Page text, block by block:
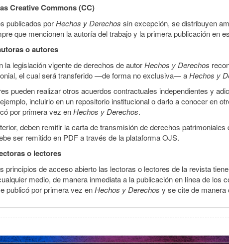
Creative Commons (CC)
publicados porHechos y Derechos sin excepción, se distribuyen
que mencionen la autoría del trabajo y la primera publicación en
o autores
la legislación vigente de derechos de autorHechos y Derechos
el cual será transferido —de forma no exclusiva— aHechos y
pueden realizar otros acuerdos contractuales independientes y
incluirlo en un repositorio institucional o darlo a conocer en
por primera vez enHechos y Derechos.
deben remitir la carta de transmisión de derechos
ser remitido en PDF a través de la plataforma OJS.
o lectores
principios de acceso abierto las lectoras o lectores de la revista
medio, de manera inmediata a la publicación en línea de
publicó por primera vez enHechos y Derechos y se cite de manera